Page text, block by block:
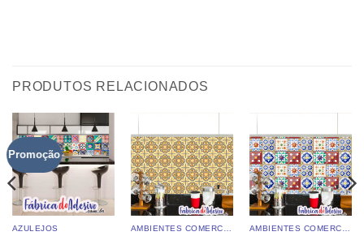
PRODUTOS RELACIONADOS
Promoção
AZULEJOS AMBIENTES COMERCIAIS AMBIENTES COMERCIAIS